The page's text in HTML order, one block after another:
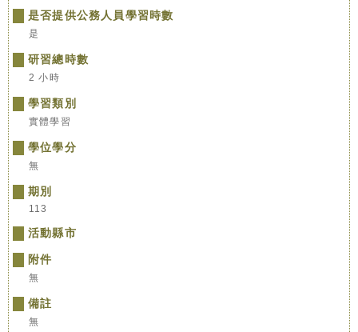
是否提供公務人員學習時數
是
研習總時數
2 小時
學習類別
實體學習
學位學分
無
期別
113
活動縣市
附件
無
備註
無